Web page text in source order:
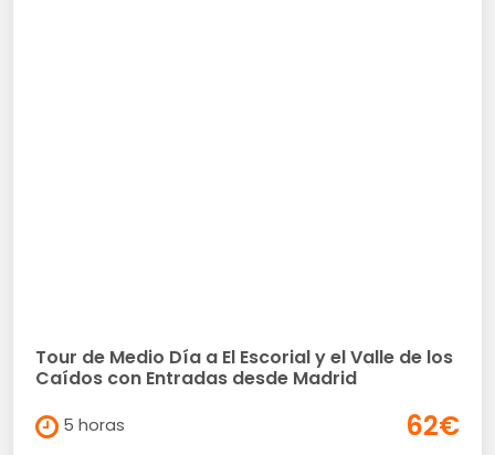
Tour de Medio Día a El Escorial y el Valle de los
Caídos con Entradas desde Madrid
5 horas 62€